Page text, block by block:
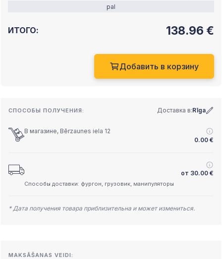
pal
ИТОГО: 138.96 €
Добавить в корзину
СПОСОБЫ ПОЛУЧЕНИЯ: Доставка в:Rīga
В магазине, Bērzaunes iela 12
0.00 €
от 30.00 €
Способы доставки: фургон, грузовик, манипуляторы
* Дата получения товара приблизительна и может измениться.
MAKSĀŠANAS VEIDI: